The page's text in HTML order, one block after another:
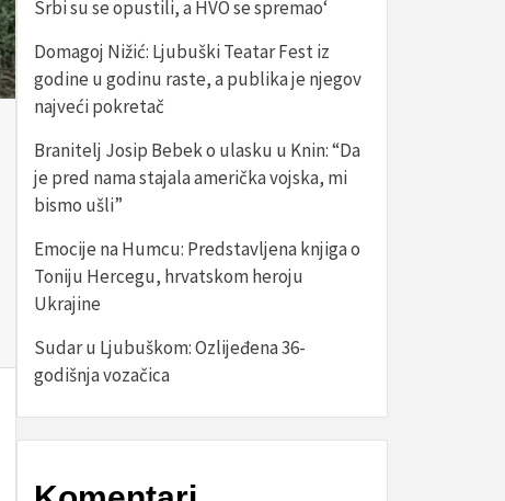
Srbi su se opustili, a HVO se spremao‘
Domagoj Nižić: Ljubuški Teatar Fest iz
godine u godinu raste, a publika je njegov
najveći pokretač
Branitelj Josip Bebek o ulasku u Knin: “Da
je pred nama stajala američka vojska, mi
bismo ušli”
Emocije na Humcu: Predstavljena knjiga o
Toniju Hercegu, hrvatskom heroju
Ukrajine
Sudar u Ljubuškom: Ozlijeđena 36-
godišnja vozačica